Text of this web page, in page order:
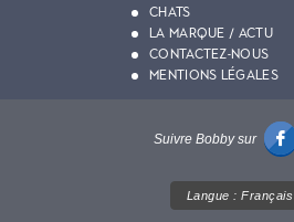
CHATS
LA MARQUE / ACTU
CONTACTEZ-NOUS
MENTIONS LÉGALES
Suivre Bobby sur
Langue :Français